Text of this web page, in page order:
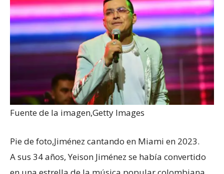
Fuente de la imagen,Getty Images
Pie de foto,Jiménez cantando en Miami en 2023.
A sus 34 años, Yeison Jiménez se había convertido